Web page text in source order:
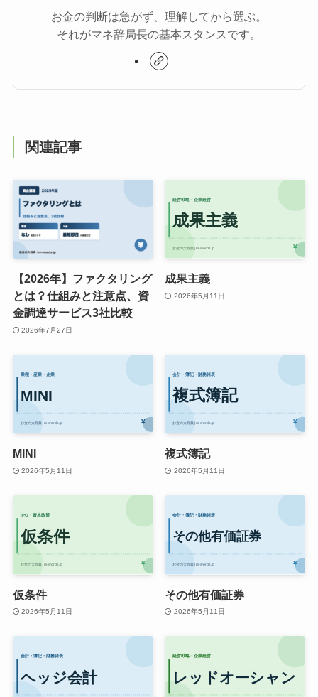
お金の判断は急がず、理解してから選ぶ。
それがマネ辞局長の基本スタンスです。
関連記事
【2026年】ファクタリング
とは？仕組みと注意点、資
金調達サービス3社比較
2026年7月27日
成果主義
2026年5月11日
MINI
2026年5月11日
複式簿記
2026年5月11日
仮条件
2026年5月11日
その他有価証券
2026年5月11日